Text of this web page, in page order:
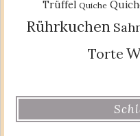
Trüffel Quiche
Rührkuchen
Torte